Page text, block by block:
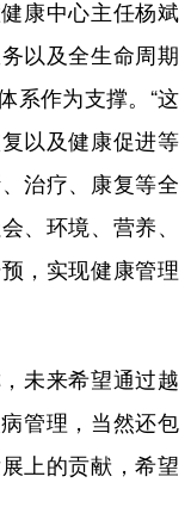
康中心主任杨斌
以及全生命周期
系作为支撑。“这
以及健康促进等
治疗、康复等全
、环境、营养、
，实现健康管理
未来希望通过越
管理，当然还包
上的贡献，希望